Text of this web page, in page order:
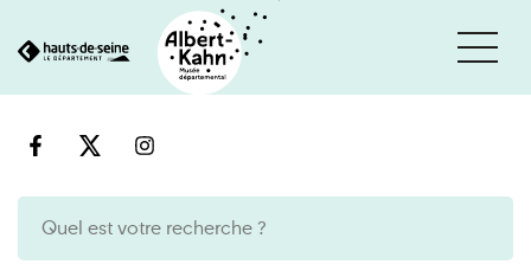
au
Cookies et traceurs utilisés sur ce site